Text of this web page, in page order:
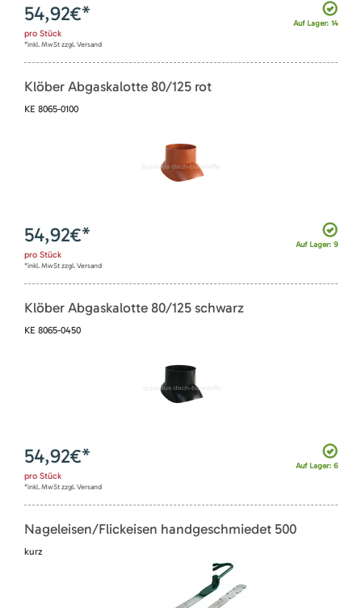
Auf Lager: 14
54,92€*
pro Stück
*inkl. MwSt zzgl. Versand
Klöber Abgaskalotte 80/125 rot
KE 8065-0100
Auf Lager: 9
54,92€*
pro Stück
*inkl. MwSt zzgl. Versand
Klöber Abgaskalotte 80/125 schwarz
KE 8065-0450
Auf Lager: 6
54,92€*
pro Stück
*inkl. MwSt zzgl. Versand
Nageleisen/Flickeisen handgeschmiedet 500
kurz